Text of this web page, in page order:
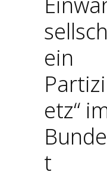
ein
etz“
t